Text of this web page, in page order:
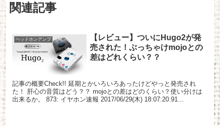
関連記事
ヘッドホンアンプ
【レビュー】ついにHugo2が発
売された！ぶっちゃけmojoとの
差はどれくらい？？
記事の概要Check!! 延期とかいろいろあったけどやっと発売され
た！ 肝心の音質はどう？？ mojoとの差はどのくらい？使い分けは
出来るか。 873: イヤホン速報 2017/06/29(木) 18:07:20.91